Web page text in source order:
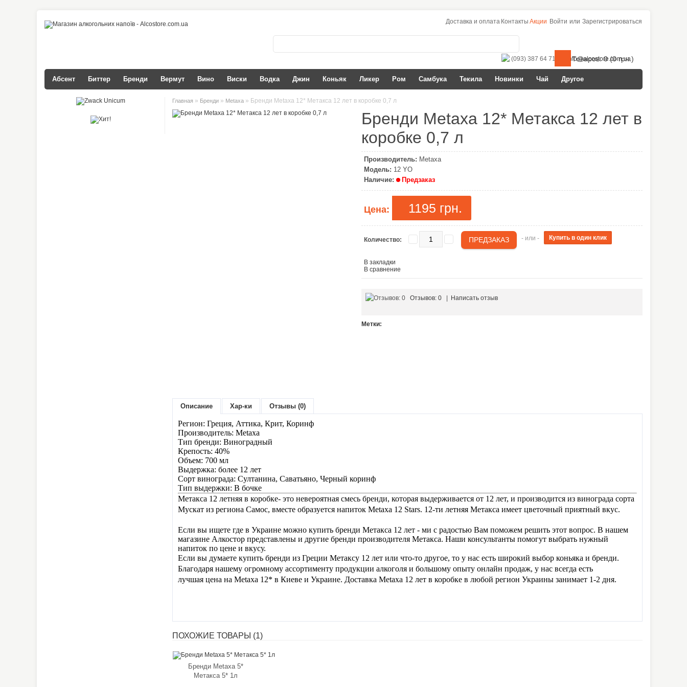
Доставка и оплата Контакты Акции Войти или Зарегистрироваться
(093) 387 64 71 info@alcostore.com.ua
Товаров: 0 (0 грн.)
Абсент Биттер Бренди Вермут Вино Виски Водка Джин Коньяк Ликер Ром Самбука Текила Новинки Чай Другое
Главная » Бренди » Metaxa » Бренди Metaxa 12* Метакса 12 лет в коробке 0,7 л
Бренди Metaxa 12* Метакса 12 лет в
коробке 0,7 л
Производитель: Metaxa
Модель: 12 YO
Наличие:
Предзаказ
Цена: 1195 грн.
Количество: - или -
В закладки
В сравнение
Отзывов: 0 Написать отзыв
Метки:
Описание Хар-ки Отзывы (0)
Регион: Греция, Аттика, Крит, Коринф
Производитель: Metaxa
Тип бренди: Виноградный
Крепость: 40%
Объем: 700 мл
Выдержка: более 12 лет
Сорт винограда: Султанина, Саватьяно, Черный коринф
Тип выдержки: В бочке
Метакса 12 летняя в коробке- это невероятная смесь бренди, которая выдерживается от 12 лет, и производится из винограда сорта
Мускат из региона Самос, вместе образуется напиток Metaxa 12 Stars. 12-ти летняя Метакса имеет цветочный приятный вкус.
Если вы ищете где в Украине можно купить бренди Метакса 12 лет - ми с радостью Вам поможем решить этот вопрос. В нашем
магазине Алкостор представлены и другие бренди производителя Метакса. Наши консультанты помогут выбрать нужный
напиток по цене и вкусу.
Если вы думаете купить бренди из Греции Метаксу 12 лет или что-то другое, то у нас есть широкий выбор коньяка и бренди.
Благодаря нашему огромному ассортименту продукции алкоголя и большому опыту онлайн продаж, у нас всегда есть
лучшая цена на Metaxa 12* в Киеве и Украине. Доставка Metaxa 12 лет в коробке в любой регион Украины занимает 1-2 дня.
ПОХОЖИЕ ТОВАРЫ (1)
Бренди Metaxa 5*
Метакса 5* 1л